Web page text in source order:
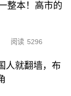
整本！高市的
阅读 5296
人就翻墙，布